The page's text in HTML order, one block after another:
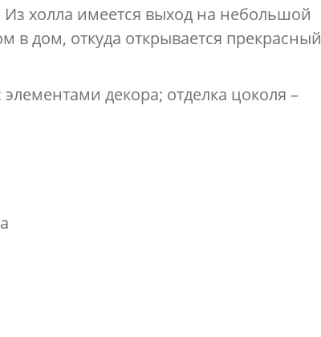
холла имеется выход на небольшой
дом, откуда открывается прекрасный
декора; отделка цоколя –